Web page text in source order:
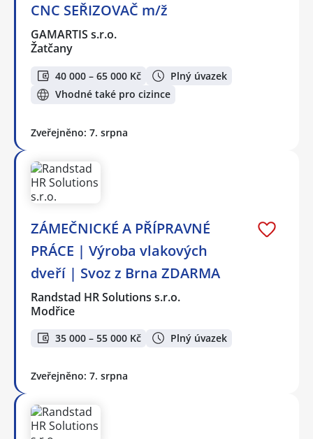
CNC SEŘIZOVAČ m/ž
GAMARTIS s.r.o.
Žatčany
40 000 – 65 000 Kč
Plný úvazek
Vhodné také pro cizince
Zveřejněno: 7. srpna
ZÁMEČNICKÉ A PŘÍPRAVNÉ
PRÁCE | Výroba vlakových
dveří | Svoz z Brna ZDARMA
Randstad HR Solutions s.r.o.
Modřice
35 000 – 55 000 Kč Plný úvazek
Zveřejněno: 7. srpna